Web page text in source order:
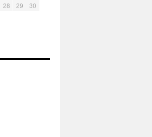
28 29
30